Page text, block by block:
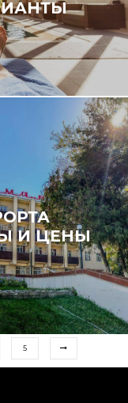
И ЦЕНЫ
5